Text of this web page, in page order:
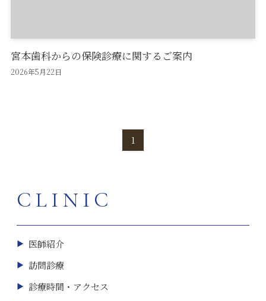
宮本歯科からの保険診療に関するご案内
2026年5月22日
1
CLINIC
医師紹介
訪問診療
診療時間・アクセス